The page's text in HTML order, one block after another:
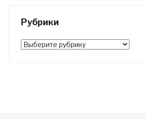
Рубрики
Рубрики